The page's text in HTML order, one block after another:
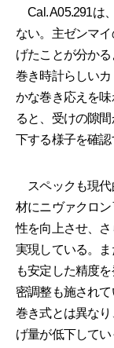
Cal. A05.291は
ない。主ゼンマ
げたことが分か
巻き時計らしい
かな巻き応えを
ると、受けの隙
下する様子を確認
スペックも現代
材にニヴァクロ
性を向上させ、
実現している。
も安定した精度
密調整も施され
巻き式とは異な
げ量が低下して